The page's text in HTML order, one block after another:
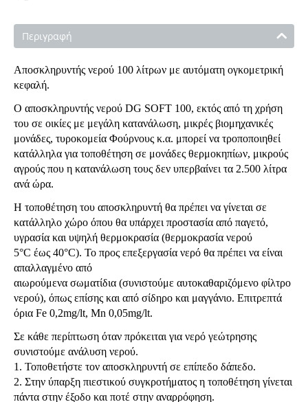
Περιγραφή
Αποσκληρυντής νερού 100 λίτρων με αυτόματη ογκομετρική
κεφαλή.
Ο αποσκληρυντής νερού DG SOFT 100, εκτός από τη χρήση
του σε οικίες με μεγάλη κατανάλωση, μικρές βιομηχανικές
μονάδες, τυροκομεία Φούρνους κ.α. μπορεί να τροποποιηθεί
κατάλληλα για τοποθέτηση σε μονάδες θερμοκηπίων, μικρούς
αγρούς που η κατανάλωση τους δεν υπερβαίνει τα 2.500 λίτρα
ανά ώρα.
Η τοποθέτηση του αποσκληρυντή θα πρέπει να γίνεται σε
κατάλληλο χώρο όπου θα υπάρχει προστασία από παγετό,
υγρασία και υψηλή θερμοκρασία (θερμοκρασία νερού
5°C έως 40°C). Το προς επεξεργασία νερό θα πρέπει να είναι
απαλλαγμένο από
αιωρούμενα σωματίδια (συνιστούμε αυτοκαθαριζόμενο φίλτρο
νερού), όπως επίσης και από σίδηρο και μαγγάνιο. Επιτρεπτά
όρια Fe 0,2mg/lt, Mn 0,05mg/lt.
Σε κάθε περίπτωση όταν πρόκειται για νερό γεώτρησης
συνιστούμε ανάλυση νερού.
1. Τοποθετήστε τον αποσκληρυντή σε επίπεδο δάπεδο.
2. Στην ύπαρξη πιεστικού συγκροτήματος η τοποθέτηση γίνεται
πάντα στην έξοδο και ποτέ στην αναρρόφηση.